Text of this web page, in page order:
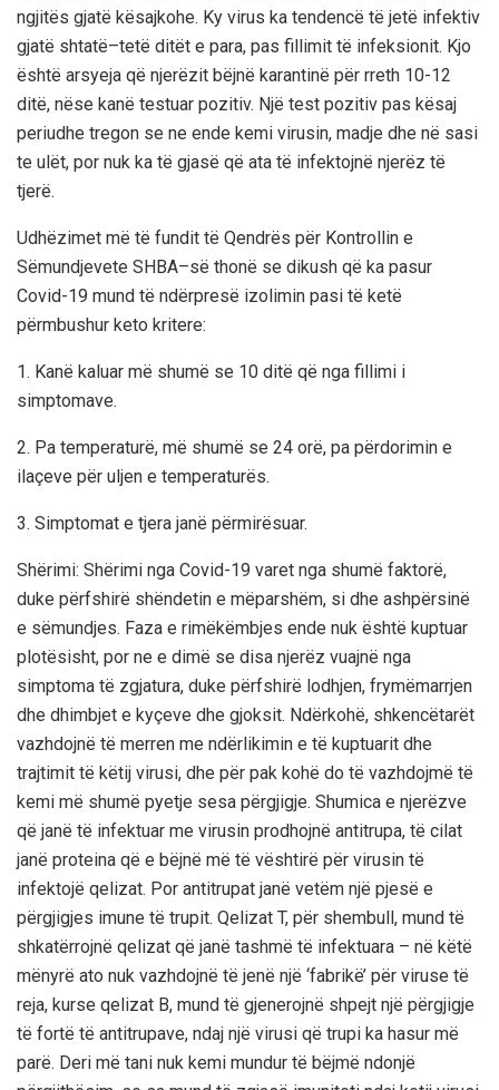
ngjitës gjatë kësajkohe. Ky virus ka tendencë të jetë infektiv
gjatë shtatë–tetë ditët e para, pas fillimit të infeksionit. Kjo
është arsyeja që njerëzit bëjnë karantinë për rreth 10-12
ditë, nëse kanë testuar pozitiv. Një test pozitiv pas kësaj
periudhe tregon se ne ende kemi virusin, madje dhe në sasi
te ulët, por nuk ka të gjasë që ata të infektojnë njerëz të
tjerë.
Udhëzimet më të fundit të Qendrës për Kontrollin e
Sëmundjevete SHBA–së thonë se dikush që ka pasur
Covid-19 mund të ndërpresë izolimin pasi të ketë
përmbushur keto kritere:
1. Kanë kaluar më shumë se 10 ditë që nga fillimi i
simptomave.
2. Pa temperaturë, më shumë se 24 orë, pa përdorimin e
ilaçeve për uljen e temperaturës.
3. Simptomat e tjera janë përmirësuar.
Shërimi: Shërimi nga Covid-19 varet nga shumë faktorë,
duke përfshirë shëndetin e mëparshëm, si dhe ashpërsinë
e sëmundjes. Faza e rimëkëmbjes ende nuk është kuptuar
plotësisht, por ne e dimë se disa njerëz vuajnë nga
simptoma të zgjatura, duke përfshirë lodhjen, frymëmarrjen
dhe dhimbjet e kyçeve dhe gjoksit. Ndërkohë, shkencëtarët
vazhdojnë të merren me ndërlikimin e të kuptuarit dhe
trajtimit të këtij virusi, dhe për pak kohë do të vazhdojmë të
kemi më shumë pyetje sesa përgjigje. Shumica e njerëzve
që janë të infektuar me virusin prodhojnë antitrupa, të cilat
janë proteina që e bëjnë më të vështirë për virusin të
infektojë qelizat. Por antitrupat janë vetëm një pjesë e
përgjigjes imune të trupit. Qelizat T, për shembull, mund të
shkatërrojnë qelizat që janë tashmë të infektuara – në këtë
mënyrë ato nuk vazhdojnë të jenë një ‘fabrikë’ për viruse të
reja, kurse qelizat B, mund të gjenerojnë shpejt një përgjigje
të fortë të antitrupave, ndaj një virusi që trupi ka hasur më
parë. Deri më tani nuk kemi mundur të bëjmë ndonjë